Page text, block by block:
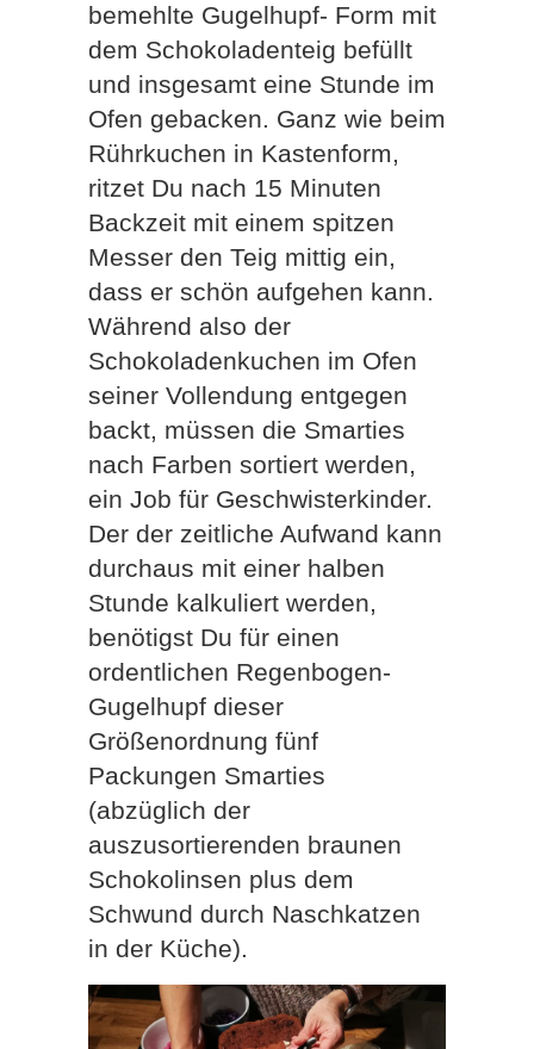
bemehlte Gugelhupf- Form mit
dem Schokoladenteig befüllt
und insgesamt eine Stunde im
Ofen gebacken. Ganz wie beim
Rührkuchen in Kastenform,
ritzet Du nach 15 Minuten
Backzeit mit einem spitzen
Messer den Teig mittig ein,
dass er schön aufgehen kann.
Während also der
Schokoladenkuchen im Ofen
seiner Vollendung entgegen
backt, müssen die Smarties
nach Farben sortiert werden,
ein Job für Geschwisterkinder.
Der der zeitliche Aufwand kann
durchaus mit einer halben
Stunde kalkuliert werden,
benötigst Du für einen
ordentlichen Regenbogen-
Gugelhupf dieser
Größenordnung fünf
Packungen Smarties
(abzüglich der
auszusortierenden braunen
Schokolinsen plus dem
Schwund durch Naschkatzen
in der Küche).